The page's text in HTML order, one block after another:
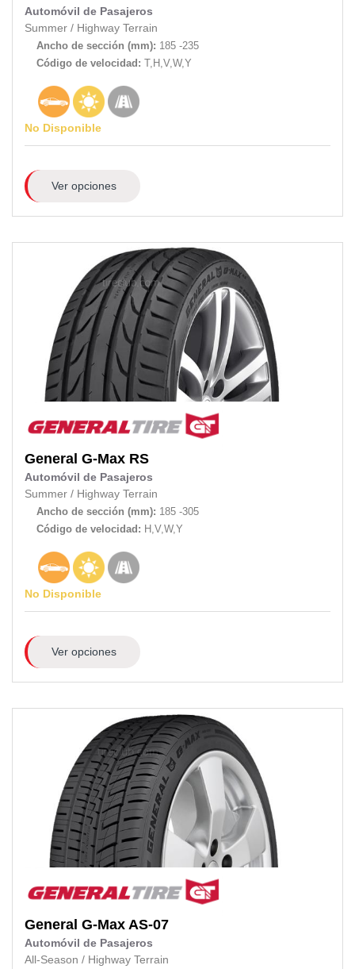
Automóvil de Pasajeros
Summer / Highway Terrain
Ancho de sección (mm): 185 -235
Código de velocidad: T,H,V,W,Y
No Disponible
Ver opciones
General G-Max RS
Automóvil de Pasajeros
Summer / Highway Terrain
Ancho de sección (mm): 185 -305
Código de velocidad: H,V,W,Y
No Disponible
Ver opciones
General G-Max AS-07
Automóvil de Pasajeros
All-Season / Highway Terrain